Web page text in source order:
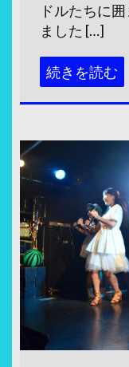
ドルたちに
ました […]
続きを読む